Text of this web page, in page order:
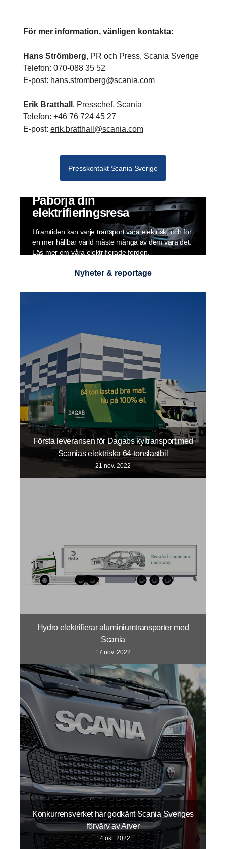
För mer information, vänligen kontakta:
Hans Strömberg, PR och Press, Scania Sverige
Telefon: 070-088 35 52
E-post: hans.stromberg@scania.com
Erik Bratthall , Presschef, Scania
Telefon: +46 76 724 45 27
E-post: erik.bratthall@scania.com
Presskontakt Scania Sverige
Påbörja din
elektrifieringsresa
I framtiden kan varje transport vara elektrisk, och för
en mer hållbar värld måste många av dem vara det.
Läs mer om våra elektrifierade fordon.
Nyheter & reportage
Första leveransen för Dagabs kyltransport med
Scanias elektriska 64-tonslastbil
21 nov. 2022
Hydro elektrifierar aluminiumtransporter med
Scania
17 nov. 2022
Konkurrensverket har godkänt Scania Sveriges
förvärv av Arver
14 okt. 2022